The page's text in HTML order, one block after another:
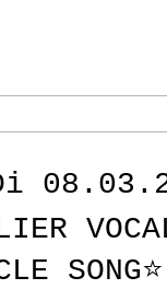
SONG⭐️